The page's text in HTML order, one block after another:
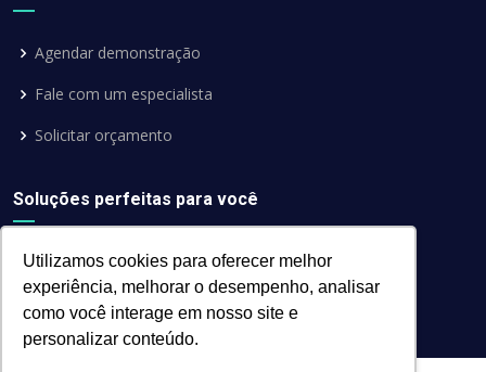
Utilizamos cookies para oferecer melhor
experiência, melhorar o desempenho, analisar
como você interage em nosso site e
personalizar conteúdo.
Agendar demonstração
Fale com um especialista
Solicitar orçamento
Soluções perfeitas para você